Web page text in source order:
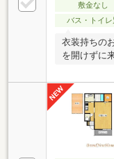
敷金なし
バス・トイレ
衣装持ちの
を開けずに